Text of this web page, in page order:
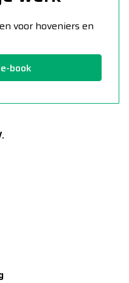
voor hoveniers en
book